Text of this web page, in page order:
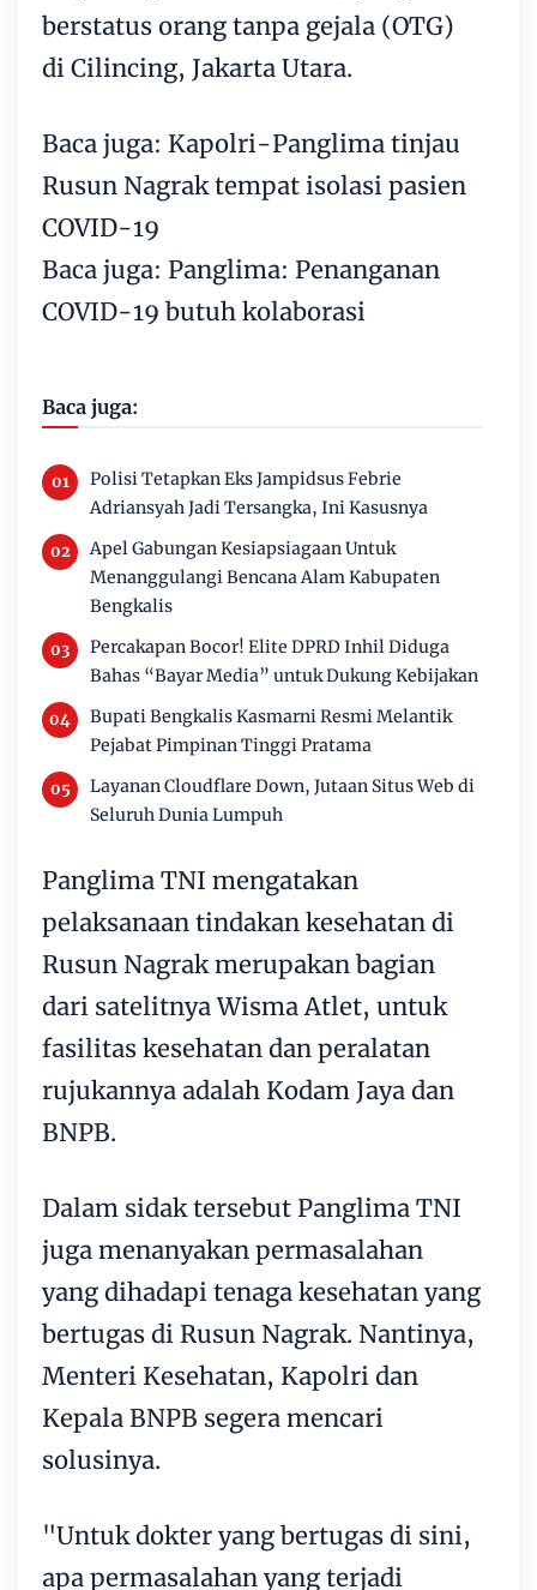
berstatus orang tanpa gejala (OTG)
di Cilincing, Jakarta Utara.
Baca juga: Kapolri-Panglima tinjau
Rusun Nagrak tempat isolasi pasien
COVID-19
Baca juga: Panglima: Penanganan
COVID-19 butuh kolaborasi
Baca juga:
Polisi Tetapkan Eks Jampidsus Febrie
Adriansyah Jadi Tersangka, Ini Kasusnya
Apel Gabungan Kesiapsiagaan Untuk
Menanggulangi Bencana Alam Kabupaten
Bengkalis
Percakapan Bocor! Elite DPRD Inhil Diduga
Bahas “Bayar Media” untuk Dukung Kebijakan
Bupati Bengkalis Kasmarni Resmi Melantik
Pejabat Pimpinan Tinggi Pratama
Layanan Cloudflare Down, Jutaan Situs Web di
Seluruh Dunia Lumpuh
Panglima TNI mengatakan
pelaksanaan tindakan kesehatan di
Rusun Nagrak merupakan bagian
dari satelitnya Wisma Atlet, untuk
fasilitas kesehatan dan peralatan
rujukannya adalah Kodam Jaya dan
BNPB.
Dalam sidak tersebut Panglima TNI
juga menanyakan permasalahan
yang dihadapi tenaga kesehatan yang
bertugas di Rusun Nagrak. Nantinya,
Menteri Kesehatan, Kapolri dan
Kepala BNPB segera mencari
solusinya.
"Untuk dokter yang bertugas di sini,
apa permasalahan yang terjadi